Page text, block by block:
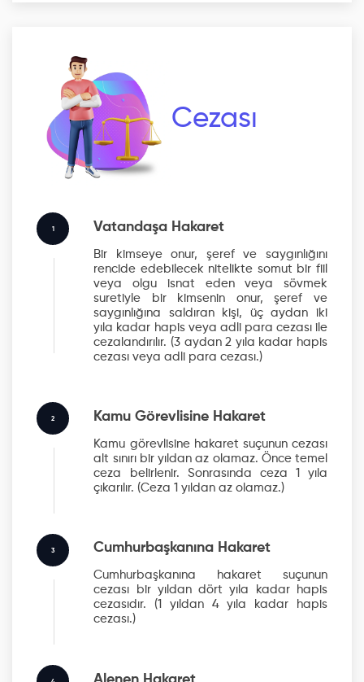
Cezası
1 Vatandaşa Hakaret
Bir kimseye onur, şeref ve saygınlığını
rencide edebilecek nitelikte somut bir fiil
veya olgu isnat eden veya sövmek
suretiyle bir kimsenin onur, şeref ve
saygınlığına saldıran kişi, üç aydan iki
yıla kadar hapis veya adli para cezası ile
cezalandırılır. (3 aydan 2 yıla kadar hapis
cezası veya adli para cezası.)
2 Kamu Görevlisine Hakaret
Kamu görevlisine hakaret suçunun cezası
alt sınırı bir yıldan az olamaz. Önce temel
ceza belirlenir. Sonrasında ceza 1 yıla
çıkarılır. (Ceza 1 yıldan az olamaz.)
3 Cumhurbaşkanına Hakaret
Cumhurbaşkanına hakaret suçunun
cezası bir yıldan dört yıla kadar hapis
cezasıdır. (1 yıldan 4 yıla kadar hapis
cezası.)